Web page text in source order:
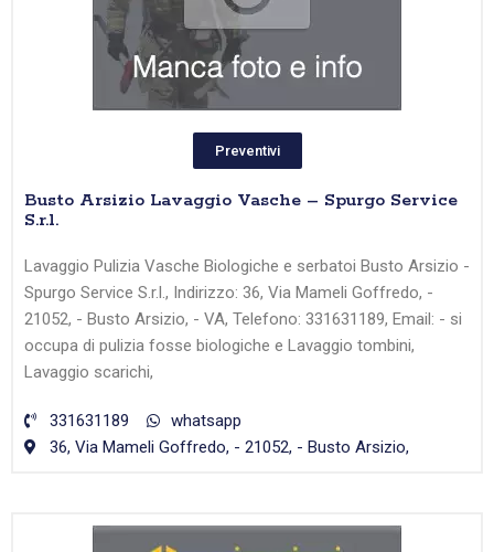
Preventivi
Busto Arsizio Lavaggio Vasche – Spurgo Service
S.r.l.
Lavaggio Pulizia Vasche Biologiche e serbatoi Busto Arsizio -
Spurgo Service S.r.l., Indirizzo: 36, Via Mameli Goffredo, -
21052, - Busto Arsizio, - VA, Telefono: 331631189, Email: - si
occupa di pulizia fosse biologiche e Lavaggio tombini,
Lavaggio scarichi,
331631189
whatsapp
36, Via Mameli Goffredo, - 21052, - Busto Arsizio,